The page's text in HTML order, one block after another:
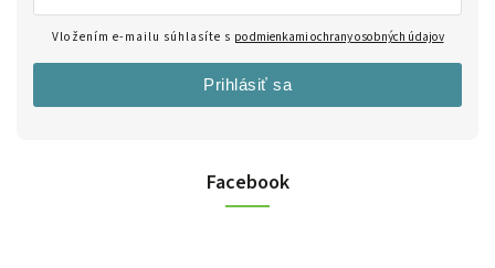
Facebook
Vložením e-mailu súhlasíte s podmienkami ochrany osobných údajov
Prihlásiť sa